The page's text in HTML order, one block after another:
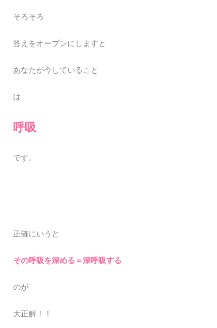
そろそろ
答えをオープンにしますと
あなたが今していること
は
呼吸
です。
正確にいうと
その呼吸を深める＝深呼吸する
のが
大正解！！